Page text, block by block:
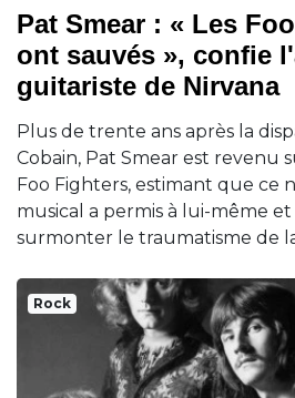
Pat Smear : « Les
ont sauvés », confie
guitariste de Nirvana
Plus de trente ans après la
Cobain, Pat Smear est revenu
Foo Fighters, estimant que ce
musical a permis à lui-même
surmonter le traumatisme de
Rock